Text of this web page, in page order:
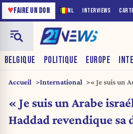
NL INTERVIEWS
♥FAIRE UN DON
BELGIQUE POLITIQUE EUROPE
Accueil International
« Je suis un
« Je suis un Arabe
Haddad revendique